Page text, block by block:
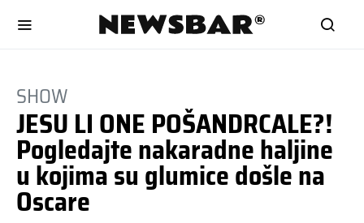
SHOW
JESU LI ONE POŠANDRCALE?!
Pogledajte nakaradne haljine
u kojima su glumice došle na
Oscare